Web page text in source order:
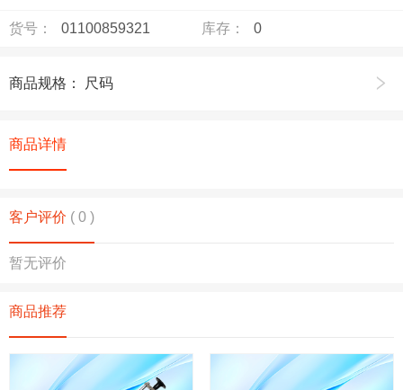
货号： 01100859321 库存： 0
商品规格： 尺码
商品详情
客户评价 ( 0 )
暂无评价
商品推荐